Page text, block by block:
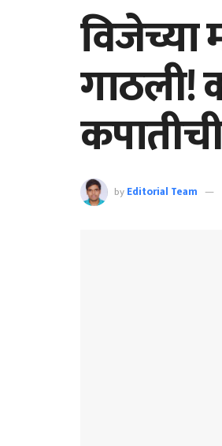
विजेच्या
गाठली!
byEditorial Team